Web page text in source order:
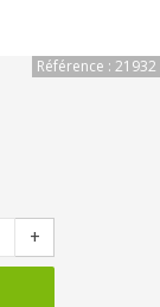
Référence : 21932
+